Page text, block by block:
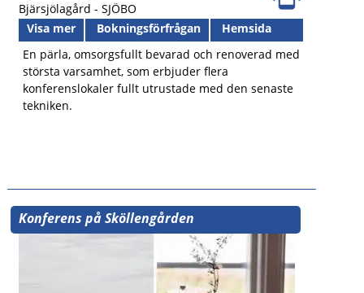
Bjärsjölagård - SJÖBO
Visa mer
Bokningsförfrågan
Hemsida
En pärla, omsorgsfullt bevarad och renoverad med
största varsamhet, som erbjuder flera
konferenslokaler fullt utrustade med den senaste
tekniken.
Konferens på Sköllengården